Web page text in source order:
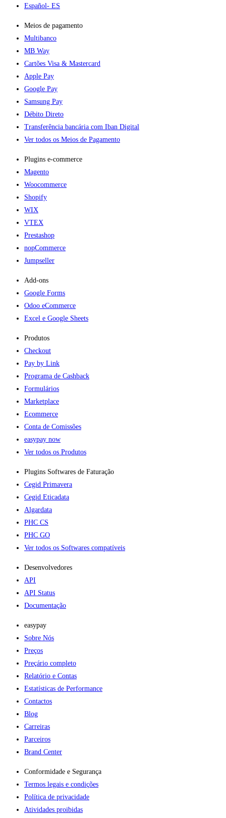
Español- ES
Meios de pagamento
Multibanco
MB Way
Cartões Visa & Mastercard
Apple Pay
Google Pay
Samsung Pay
Débito Direto
Transferência bancária com Iban Digital
Ver todos os Meios de Pagamento
Plugins e-commerce​
Magento
Woocommerce
Shopify
WIX
VTEX
Prestashop
nopCommerce
Jumpseller
Add-ons​
Google Forms
Odoo eCommerce
Excel e Google Sheets
Produtos
Checkout
Pay by Link
Programa de Cashback
Formulários
Marketplace
Ecommerce
Conta de Comissões
easypay now
Ver todos os Produtos
Plugins Softwares de Faturação​
Cegid Primavera
Cegid Eticadata
Algardata
PHC CS
PHC GO
Ver todos os Softwares compatíveis
Desenvolvedores
API
API Status
Documentação
easypay
Sobre Nós
Preços
Preçário completo
Relatório e Contas
Estatísticas de Performance
Contactos
Blog
Carreiras
Parceiros
Brand Center
Conformidade e Segurança
Termos legais e condições
Política de privacidade
Atividades proibidas